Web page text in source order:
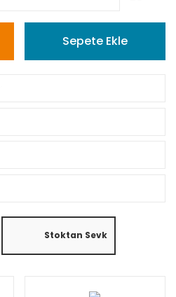
Sepete Ekle
Stoktan Sevk